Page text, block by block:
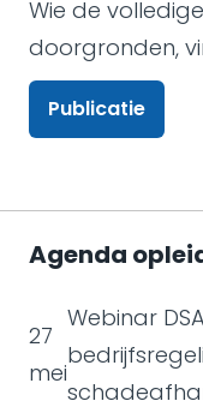
Wie de
doorgronden,
Publicatie
Agenda
27
mei
Webinar